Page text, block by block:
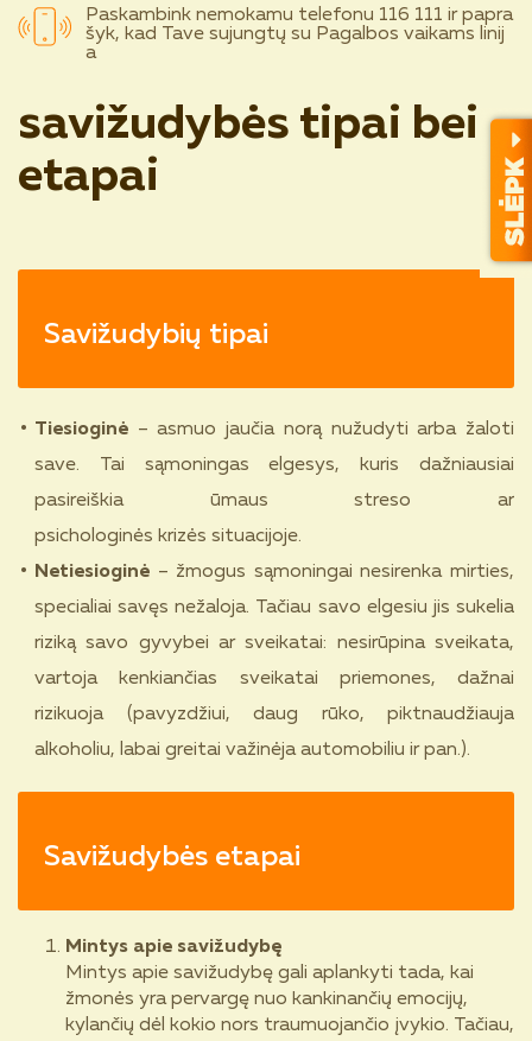
Paskambink nemokamu telefonu 116 111 ir papra
šyk, kad Tave sujungtų su Pagalbos vaikams linij
a
savižudybės tipai bei
etapai
Savižudybių tipai
Tiesioginė – asmuo jaučia norą nužudyti arba žaloti
save. Tai sąmoningas elgesys, kuris dažniausiai
pasireiškia ūmaus streso ar
psichologinės krizės situacijoje.
Netiesioginė – žmogus sąmoningai nesirenka mirties,
specialiai savęs nežaloja. Tačiau savo elgesiu jis sukelia
riziką savo gyvybei ar sveikatai: nesirūpina sveikata,
vartoja kenkiančias sveikatai priemones, dažnai
rizikuoja (pavyzdžiui, daug rūko, piktnaudžiauja
alkoholiu, labai greitai važinėja automobiliu ir pan.).
Savižudybės etapai
Mintys apie savižudybę
Mintys apie savižudybę gali aplankyti tada, kai
žmonės yra pervargę nuo kankinančių emocijų,
kylančių dėl kokio nors traumuojančio įvykio. Tačiau,